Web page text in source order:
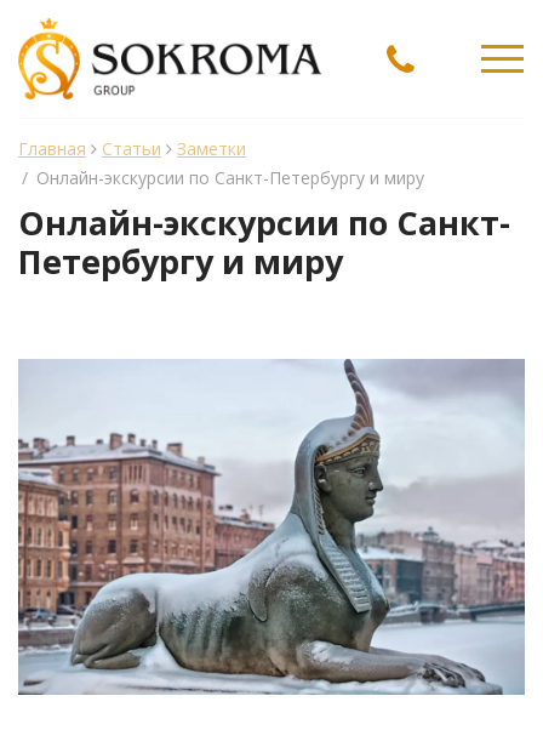
Главная Статьи
Заметки
/ Онлайн-экскурсии по Санкт-Петербургу и миру
Онлайн-экскурсии по Санкт-
Петербургу и миру